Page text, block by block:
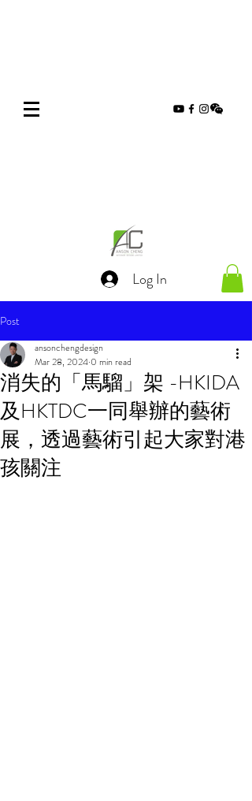
Log In
Post
消失的「馬騮」架 -HKIDA
及HKTDC一同舉辦的藝術
展，透過藝術引起大家對港
孩關注
ansonchengdesign
Mar 28, 2024 0 min read